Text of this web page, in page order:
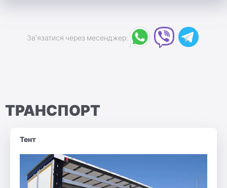
Зв'язатися через месенджер:
ТРАНСПОРТ
Тент